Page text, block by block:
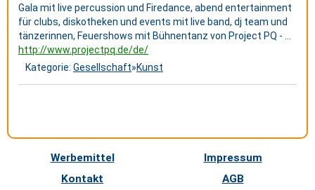
Gala mit live percussion und Firedance, abend entertainment
für clubs, diskotheken und events mit live band, dj team und
tänzerinnen, Feuershows mit Bühnentanz von Project PQ - ...
http://www.projectpq.de/de/
Kategorie: Gesellschaft»Kunst
Werbemittel
Impressum
Kontakt
AGB